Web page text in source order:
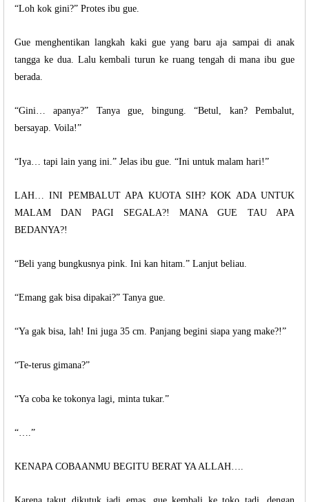
“Loh kok gini?” Protes ibu gue.
Gue menghentikan langkah kaki gue yang baru aja sampai di anak
tangga ke dua. Lalu kembali turun ke ruang tengah di mana ibu gue
berada.
“Gini… apanya?” Tanya gue, bingung. “Betul, kan? Pembalut,
bersayap. Voila!”
“Iya… tapi lain yang ini.” Jelas ibu gue. “Ini untuk malam hari!”
LAH… INI PEMBALUT APA KUOTA SIH? KOK ADA UNTUK
MALAM DAN PAGI SEGALA?! MANA GUE TAU APA
BEDANYA?!
“Beli yang bungkusnya pink. Ini kan hitam.” Lanjut beliau.
“Emang gak bisa dipakai?” Tanya gue.
“Ya gak bisa, lah! Ini juga 35 cm. Panjang begini siapa yang make?!”
“Te-terus gimana?”
“Ya coba ke tokonya lagi, minta tukar.”
“….”
KENAPA COBAANMU BEGITU BERAT YA ALLAH….